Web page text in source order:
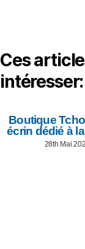
Ces
intéresser:
Boutique
écrin dédié à
28th Mai